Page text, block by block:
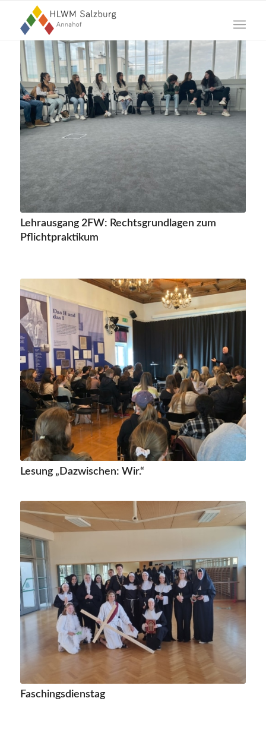
Lehrausgang 2FW: Rechtsgrundlagen zum
Pflichtpraktikum
Lesung „Dazwischen: Wir.“
Faschingsdienstag